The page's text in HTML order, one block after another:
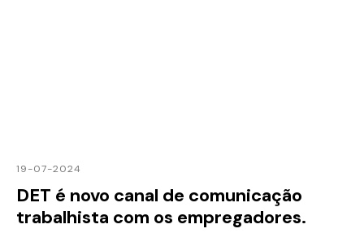
19-07-2024
DET é novo canal de comunicação
trabalhista com os empregadores.